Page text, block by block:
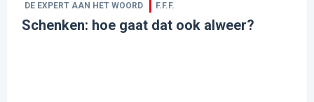
DE EXPERT AAN HET WOORD F.F.F.
Schenken: hoe gaat dat ook alweer?